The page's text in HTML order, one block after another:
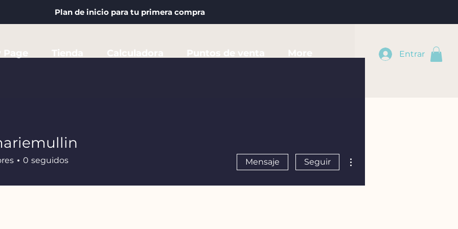
Plan de inicio para tu primera compra
Page Tienda Calculadora Puntos de venta More Entrar
0 seguidos Mensaje Seguir